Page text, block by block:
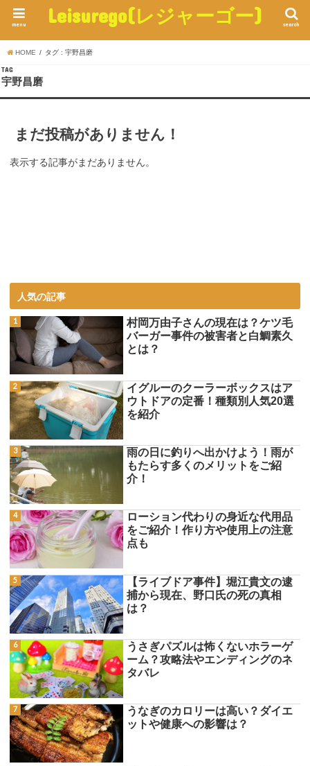
Leisurego(レジャーゴー) search
menu
HOME タグ : 宇野昌磨
TAG
宇野昌磨
まだ投稿がありません！
表示する記事がまだありません。
人気の記事
村岡万由子さんの現在は？ケツ毛
バーガー事件の被害者と白鯛素久
とは？
イグルーのクーラーボックスはア
ウトドアの定番！種類別人気20選
を紹介
雨の日に釣りへ出かけよう！雨が
もたらす多くのメリットをご紹
介！
ローション代わりの身近な代用品
をご紹介！作り方や使用上の注意
点も
【ライブドア事件】堀江貴文の逮
捕から現在、野口氏の死の真相
は？
うさぎパズルは怖くないホラーゲ
ーム？攻略法やエンディングのネ
タバレ
うなぎのカロリーは高い？ダイエ
ットや健康への影響は？